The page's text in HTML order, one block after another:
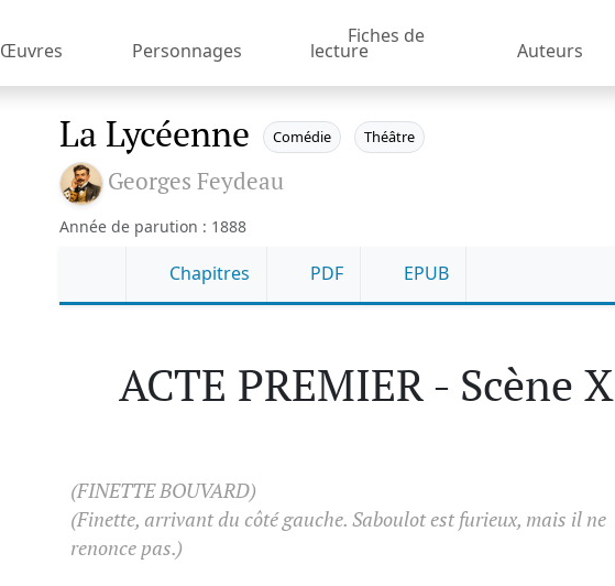
Œuvres Personnages
Fiches de
lecture Auteurs
La Lycéenne Comédie Théâtre
Georges Feydeau
Année de parution : 1888
Chapitres PDF EPUB
ACTE PREMIER - Scène X
(FINETTE BOUVARD)
(Finette, arrivant du côté gauche. Saboulot est furieux, mais il ne
renonce pas.)